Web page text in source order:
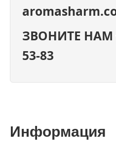
ЗВОНИТЕ НАМ
53-83
Информация